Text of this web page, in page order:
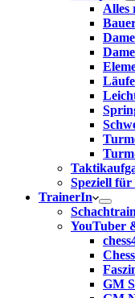
Alles
Speziell
TrainerIn
YouTuber
GM